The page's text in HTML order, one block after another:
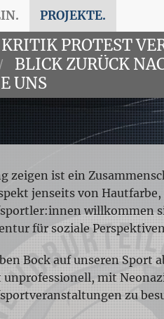
PROJEKTE.
KRITIK PROTEST
BLICK ZURÜCK
UNS
zeigen ist ein
jenseits von
willkommen
für soziale
Bock auf unseren Sport
unprofessionell, mit
zu